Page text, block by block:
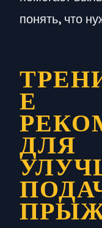
понять, что
Е
ДЛЯ